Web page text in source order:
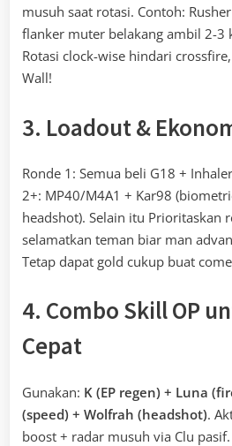
musuh saat rotasi. Contoh:
flanker muter belakang ambil 2-3
Rotasi clock-wise hindari
Wall!
3. Loadout &
Ronde 1: Semua beli G18 +
2+: MP40/M4A1 + Kar98
headshot). Selain itu Prioritaskan
selamatkan teman biar man
Tetap dapat gold cukup buat
4. Combo Skill OP
Cepat
Gunakan: K (EP regen) + Luna
(speed) + Wolfrah (headshot).
boost + radar musuh via Clu